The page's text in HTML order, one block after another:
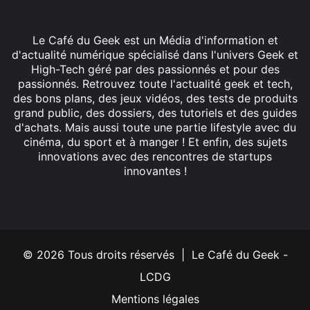
Le Café du Geek est un Média d'information et
d'actualité numérique spécialisé dans l'univers Geek et
High-Tech géré par des passionnés et pour des
passionnés. Retrouvez toute l'actualité geek et tech,
des bons plans, des jeux vidéos, des tests de produits
grand public, des dossiers, des tutoriels et des guides
d'achats. Mais aussi toute une partie lifestyle avec du
cinéma, du sport et à manger ! Et enfin, des sujets
innovations avec des rencontres de startups
innovantes !
© 2026 Tous droits réservés | Le Café du Geek -
LCDG
Mentions légales